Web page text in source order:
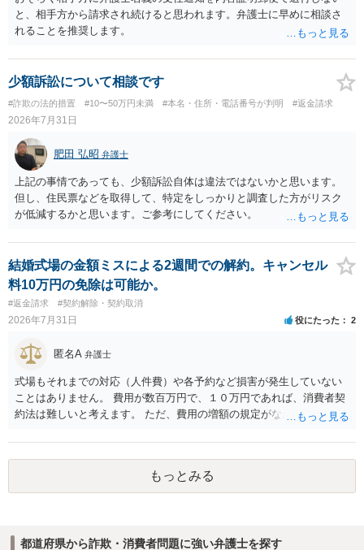
と、相手方から請求され続けると思われます。弁護士に早めに相談さ
れることを推奨します。
少額訴訟について相談です
#詐欺の法的措置 #10〜50万円未満 #本名・住所・電話番号が判明 #返金請求
2026年7月31日
肥田 弘昭 弁護士
上記の事情であっても、少額訴訟自体は違法ではないかと思います。
但し、住民票などを取得して、特定をしっかりと調査した方がリスク
が低減するかと思います。ご参考にしてください。
結婚式場の金額ミスによる2週間での解約。キャンセル
料10万円の免除は可能か。
#返金請求 #契約解除・契約取消
2026年7月31日 役にたった 2
匿名A 弁護士
式場もそれまでの対応（人件費）や各予約など損害が発生していない
ことはありません。 費用が数百万円で、１０万円であれば、消費者契
約法は難しいと考えます。 ただ、費用の増額の規定がなかったのに増
ということになり、解約するのは理由がないことになります。
もっとみる
都道府県から詐欺・消費者問題に強い弁護士を探す